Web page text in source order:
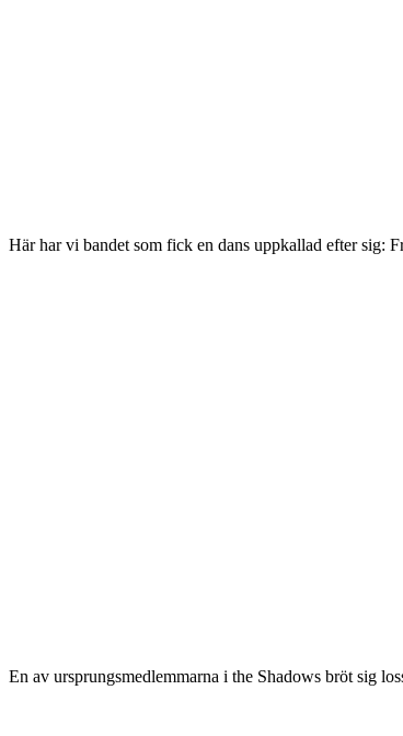
Här har vi bandet som fick en dans uppkallad efter sig:
En av ursprungsmedlemmarna i the Shadows bröt sig